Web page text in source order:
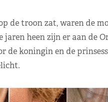
de troon zat, waren de
heen zijn er aan de
de koningin en de